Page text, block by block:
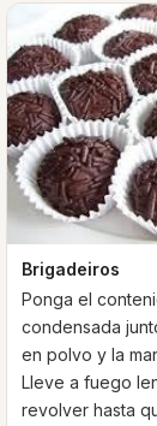
Brigadeiros
Ponga el
condensada
en polvo y la
Lleve a fuego
revolver hasta